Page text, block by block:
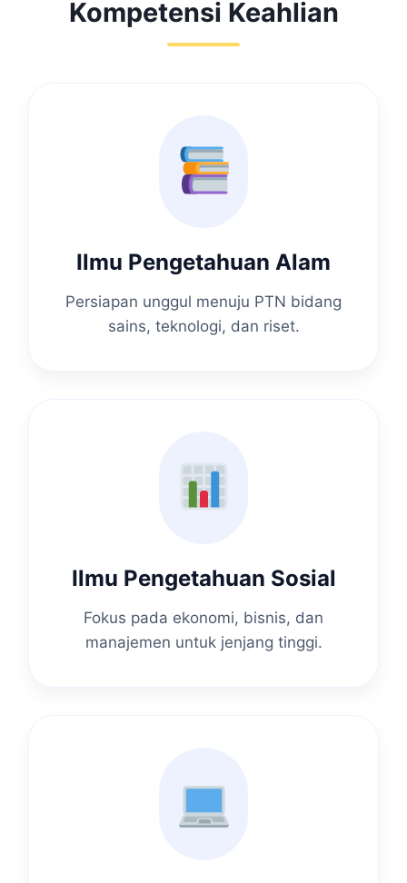
Kompetensi Keahlian
Ilmu Pengetahuan Alam
Persiapan unggul menuju PTN bidang
sains, teknologi, dan riset.
Ilmu Pengetahuan Sosial
Fokus pada ekonomi, bisnis, dan
manajemen untuk jenjang tinggi.